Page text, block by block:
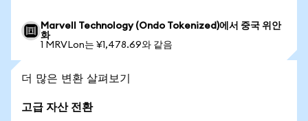
Marvell Technology (Ondo Tokenized)에서 중국 위안
화
1 MRVLon는 ¥1,478.69와 같음
더 많은 변환 살펴보기
고급 자산 전환